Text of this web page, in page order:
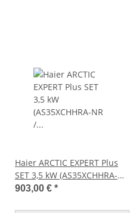
Haier ARCTIC EXPERT Plus
SET 3,5 kW (AS35XCHHRA-NR
/ 1U35KEHFRA-NR)
903,00 € *